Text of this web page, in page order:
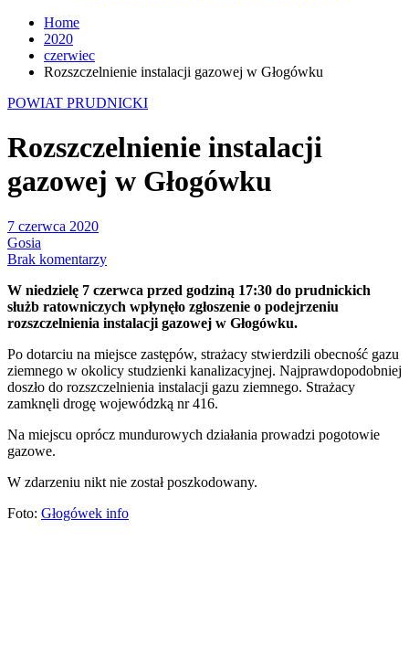
Home
2020
czerwiec
Rozszczelnienie instalacji gazowej w Głogówku
POWIAT PRUDNICKI
Rozszczelnienie instalacji
gazowej w Głogówku
7 czerwca 2020
Gosia
Brak komentarzy
W niedzielę 7 czerwca przed godziną 17:30 do prudnickich
służb ratowniczych wpłynęło zgłoszenie o podejrzeniu
rozszczelnienia instalacji gazowej w Głogówku.
Po dotarciu na miejsce zastępów, strażacy stwierdzili obecność gazu
ziemnego w okolicy studzienki kanalizacyjnej. Najprawdopodobniej
doszło do rozszczelnienia instalacji gazu ziemnego. Strażacy
zamknęli drogę wojewódzką nr 416.
Na miejscu oprócz mundurowych działania prowadzi pogotowie
gazowe.
W zdarzeniu nikt nie został poszkodowany.
Foto: Głogówek info